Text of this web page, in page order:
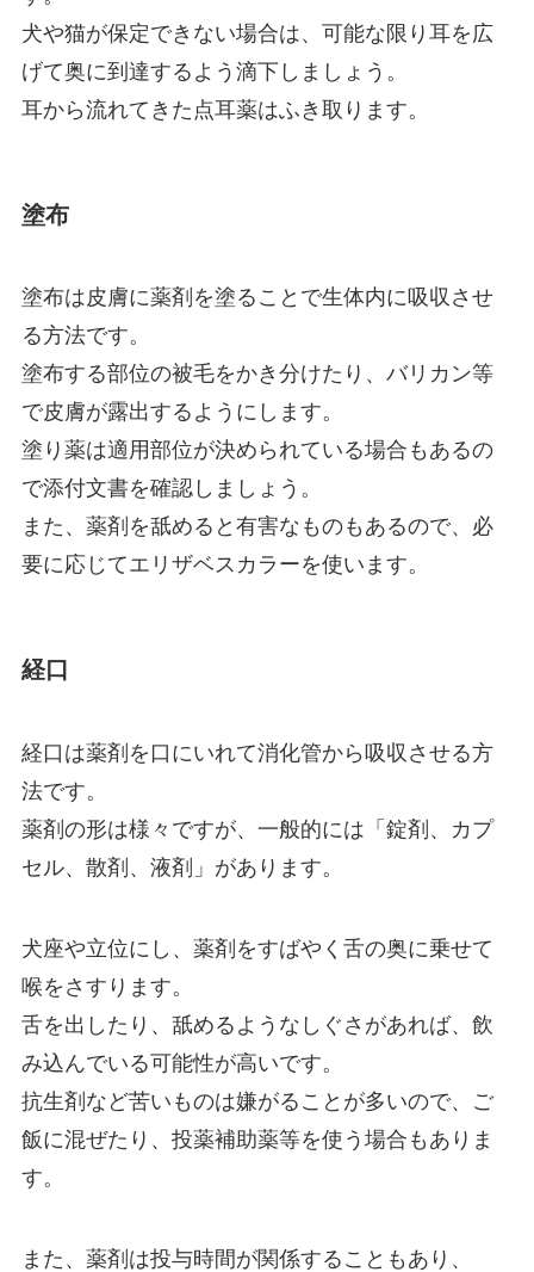
犬や猫が保定できない場合は、可能な限り耳を広
げて奥に到達するよう滴下しましょう。
耳から流れてきた点耳薬はふき取ります。
塗布
塗布は皮膚に薬剤を塗ることで生体内に吸収させ
る方法です。
塗布する部位の被毛をかき分けたり、バリカン等
で皮膚が露出するようにします。
塗り薬は適用部位が決められている場合もあるの
で添付文書を確認しましょう。
また、薬剤を舐めると有害なものもあるので、必
要に応じてエリザベスカラーを使います。
経口
経口は薬剤を口にいれて消化管から吸収させる方
法です。
薬剤の形は様々ですが、一般的には「錠剤、カプ
セル、散剤、液剤」があります。
犬座や立位にし、薬剤をすばやく舌の奥に乗せて
喉をさすります。
舌を出したり、舐めるようなしぐさがあれば、飲
み込んでいる可能性が高いです。
抗生剤など苦いものは嫌がることが多いので、ご
飯に混ぜたり、投薬補助薬等を使う場合もありま
す。
また、薬剤は投与時間が関係することもあり、